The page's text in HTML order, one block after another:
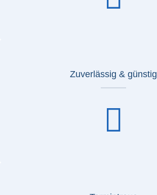
Zuverlässig & günstig